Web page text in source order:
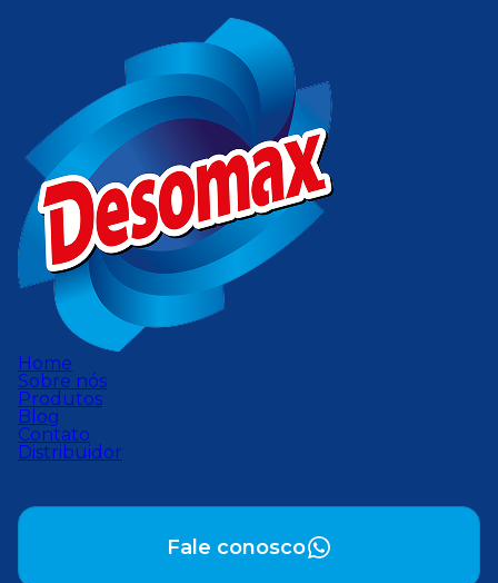
Home
Sobre nós
Produtos
Blog
Contato
Distribuidor
Fale conosco